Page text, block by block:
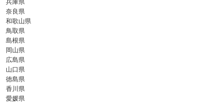
兵庫県
奈良県
和歌山県
鳥取県
島根県
岡山県
広島県
山口県
徳島県
香川県
愛媛県